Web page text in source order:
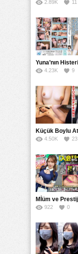
2.89K 11
4.23K 9
4.50K 23
922 0